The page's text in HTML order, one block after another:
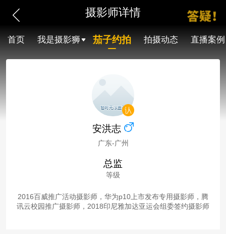
摄影师详情
首页 我是摄影狮 茄子约拍 拍摄动态 直播案例
安洪志
广东-广州
总监
等级
2016百威推广活动摄影师，华为p10上市发布专用摄影师，腾
讯云校园推广摄影师，2018印尼雅加达亚运会组委签约摄影师